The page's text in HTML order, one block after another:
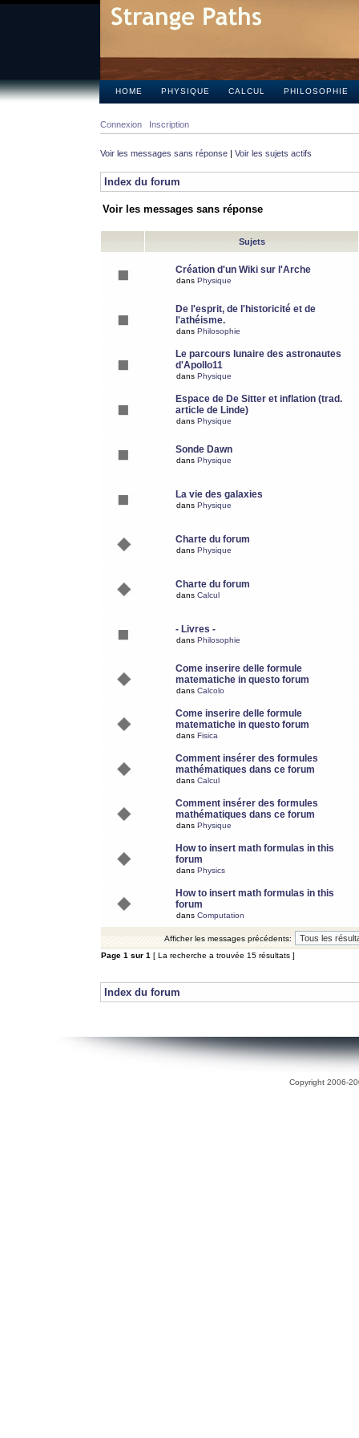
HOME PHYSIQUE CALCUL PHILOSOPHIE
Connexion Inscription
Voir les messages sans réponse | Voir les sujets actifs
Index du forum
Voir les messages sans réponse
Sujets
Création d'un Wiki sur l'Arche
dans Physique
De l'esprit, de l'historicité et de
l'athéisme.
dans Philosophie
Le parcours lunaire des astronautes
d'Apollo11
dans Physique
Espace de De Sitter et inflation (trad.
article de Linde)
dans Physique
Sonde Dawn
dans Physique
La vie des galaxies
dans Physique
Charte du forum
dans Physique
Charte du forum
dans Calcul
- Livres -
dans Philosophie
Come inserire delle formule
matematiche in questo forum
dans Calcolo
Come inserire delle formule
matematiche in questo forum
dans Fisica
Comment insérer des formules
mathématiques dans ce forum
dans Calcul
Comment insérer des formules
mathématiques dans ce forum
dans Physique
How to insert math formulas in this
forum
dans Physics
How to insert math formulas in this
forum
dans Computation
Afficher les messages précédents:
Page 1 sur 1 [ La recherche a trouvée 15 résultats ]
Index du forum
Copyright 2006-